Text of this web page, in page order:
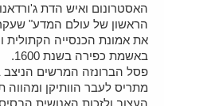
האסטרונום ואיש הדת
הראשון של עולם המדע"
את אמונת הכנסייה הקתולית
באשמת כפירה בשנת 1600.
פסל הברונזה המרשים הניצב
מתריס לעבר הוותיקן ומהווה
העצוב ולזכות האנושית